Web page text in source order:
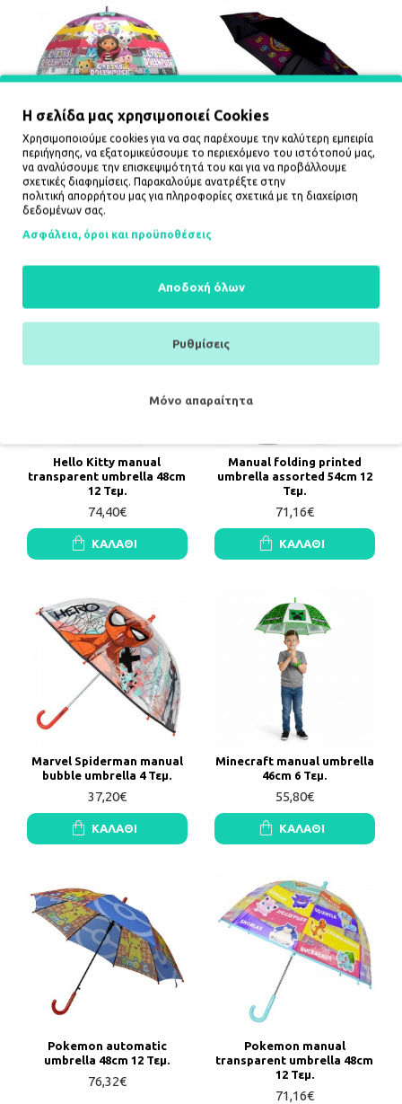
Gabby Doll House manual
transparent bubble
umbrella 48cm 12 Τεμ.
69,12€
ΚΑΛΆΘΙ
Harry Potter manual
folding umbrella 48cm 12
Τεμ.
Hello Kitty manual
transparent umbrella 48cm
12 Τεμ.
74,40€
ΚΑΛΆΘΙ
Manual folding printed
umbrella assorted 54cm 12
Τεμ.
71,16€
ΚΑΛΆΘΙ
Marvel Spiderman manual
bubble umbrella 4 Τεμ.
37,20€
ΚΑΛΆΘΙ
Minecraft manual umbrella
46cm 6 Τεμ.
55,80€
ΚΑΛΆΘΙ
Pokemon automatic
umbrella 48cm 12 Τεμ.
76,32€
Pokemon manual
transparent umbrella 48cm
12 Τεμ.
71,16€
Η σελίδα μας χρησιμοποιεί Cookies
Χρησιμοποιούμε cookies για να σας παρέχουμε την καλύτερη εμπειρία
περιήγησης, να εξατομικεύσουμε το περιεχόμενο του ιστότοπού μας,
να αναλύσουμε την επισκεψιμότητά του και για να προβάλλουμε
σχετικές διαφημίσεις. Παρακαλούμε ανατρέξτε στην
πολιτική απορρήτου μας για πληροφορίες σχετικά με τη διαχείριση
δεδομένων σας.
Ασφάλεια, όροι και προϋποθέσεις
Αποδοχή όλων
Ρυθμίσεις
Μόνο απαραίτητα